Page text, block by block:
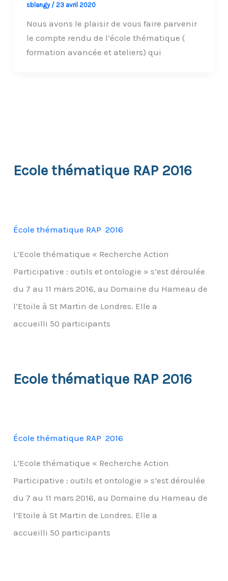
sblangy / 23 avril 2020
Nous avons le plaisir de vous faire parvenir
le compte rendu de l’école thématique (
formation avancée et ateliers) qui
Ecole thématique RAP 2016
École thématique RAP 2016
L’Ecole thématique « Recherche Action
Participative : outils et ontologie » s’est déroulée
du 7 au 11 mars 2016, au Domaine du Hameau de
l’Etoile à St Martin de Londres. Elle a
accueilli 50 participants
Ecole thématique RAP 2016
École thématique RAP 2016
L’Ecole thématique « Recherche Action
Participative : outils et ontologie » s’est déroulée
du 7 au 11 mars 2016, au Domaine du Hameau de
l’Etoile à St Martin de Londres. Elle a
accueilli 50 participants